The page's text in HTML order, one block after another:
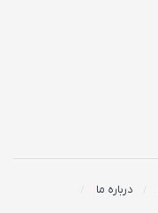
درباره ما